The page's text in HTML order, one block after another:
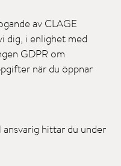
av CLAGE
dig, i enlighet med
GDPR om
när du öppnar
hittar du under